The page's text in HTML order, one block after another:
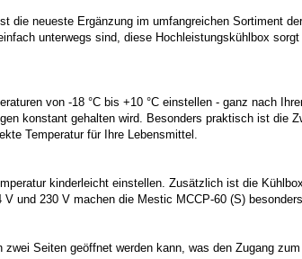
die neueste Ergänzung im umfangreichen Sortiment
unterwegs sind, diese Hochleistungskühlbox
von -18 °C bis +10 °C einstellen - ganz nach
konstant gehalten wird. Besonders praktisch ist
Temperatur für Ihre Lebensmittel.
kinderleicht einstellen. Zusätzlich ist die
und 230 V machen die Mestic MCCP-60 (S)
Seiten geöffnet werden kann, was den Zugang